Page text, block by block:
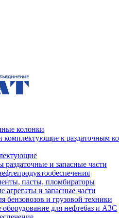
колонки
комплектующие к раздаточным
раздаточные и запасные части
пасты, пломбираторы
агрегаты и запасные части
бензовозов и грузовой техники
оборудование для нефтебаз и АЗС